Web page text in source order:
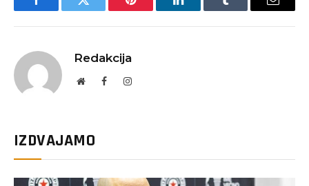
FacebookTwitter Pinterest LinkedInTumblr Email
Redakcija
WebsiteFacebookInstagram
IZDVAJAMO